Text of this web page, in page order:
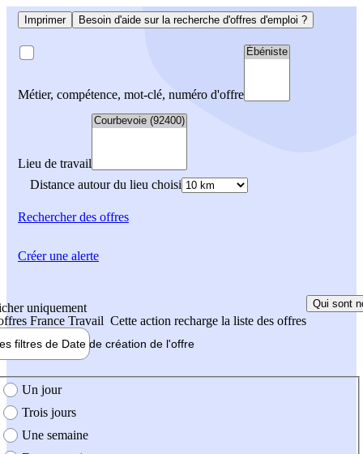
Imprimer Besoin d'aide sur la recherche d'offres d'emploi ?
Métier, compétence, mot-clé, numéro d'offre
Lieu de travail
Distance autour du lieu choisi
Rechercherdes offres
uniquement
France Travail Cette action recharge la liste des offres
Qui sont
filtres de Date de création de l'offre
création de l'offre
Un jour
Trois jours
Une semaine
Créer une alerte